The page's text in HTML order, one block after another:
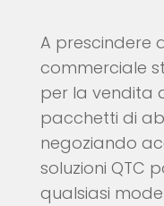
A prescindere
commerciale
per la vendita
pacchetti di
negoziando
soluzioni QTC
qualsiasi